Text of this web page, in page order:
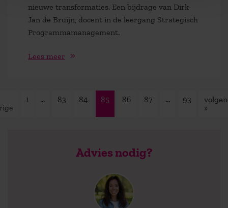
nieuwe transformaties. Een bijdrage van Dirk-
Jan de Bruijn, docent in de leergang Strategisch
Programmamanagement.
Lees meer
1 … 83 84 85 86 87 … 93
»
Advies nodig?